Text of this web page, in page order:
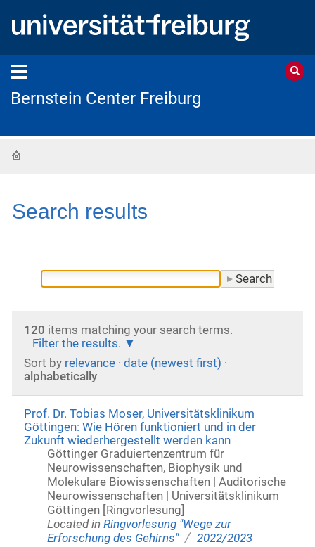
Bernstein Center Freiburg
Search results
120 items matching your search terms.
Filter the results.
Sort by relevance · date (newest first) ·
alphabetically
Prof. Dr. Tobias Moser, Universitätsklinikum
Göttingen: Wie Hören funktioniert und in der
Zukunft wiederhergestellt werden kann
Göttinger Graduiertenzentrum für
Neurowissenschaften, Biophysik und
Molekulare Biowissenschaften | Auditorische
Neurowissenschaften | Universitätsklinikum
Göttingen [Ringvorlesung]
Located inRingvorlesung "Wege zur
Erforschung des Gehirns" / 2022/2023